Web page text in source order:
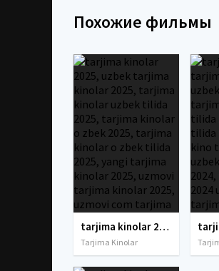
Похожие фильмы
tarjima kinolar 2025, uzbek tarjima kinolar 2025, tarjima kinolar uzbek tilida 2025, tarjima kinolar o zbek 2025, tarjima kinolar o zbek tilida 2025, yangi tarjima kinolar 2025, uzmovi tarjima kinolar 2025, uzmovi com tarjima kinolar 2025, uzbekcha t
Tarjima Kinolar